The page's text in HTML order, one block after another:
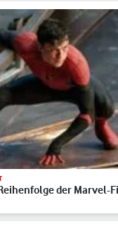
der Marvel-